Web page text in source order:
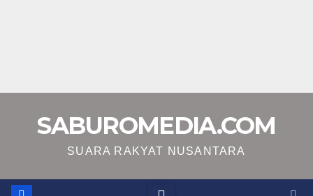
SABUROMEDIA.COM
SUARA RAKYAT NUSANTARA